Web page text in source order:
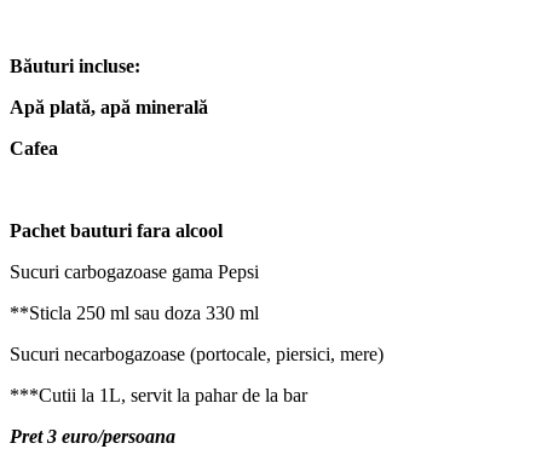
Băuturi incluse:
Apă plată, apă minerală
Cafea
Pachet bauturi fara alcool
Sucuri carbogazoase gama Pepsi
**Sticla 250 ml sau doza 330 ml
Sucuri necarbogazoase (portocale, piersici, mere)
***Cutii la 1L, servit la pahar de la bar
Pret 3 euro/persoana